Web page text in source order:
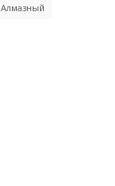
Алмазный